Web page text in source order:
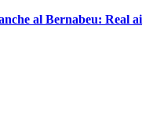
al Bernabeu: Real ai